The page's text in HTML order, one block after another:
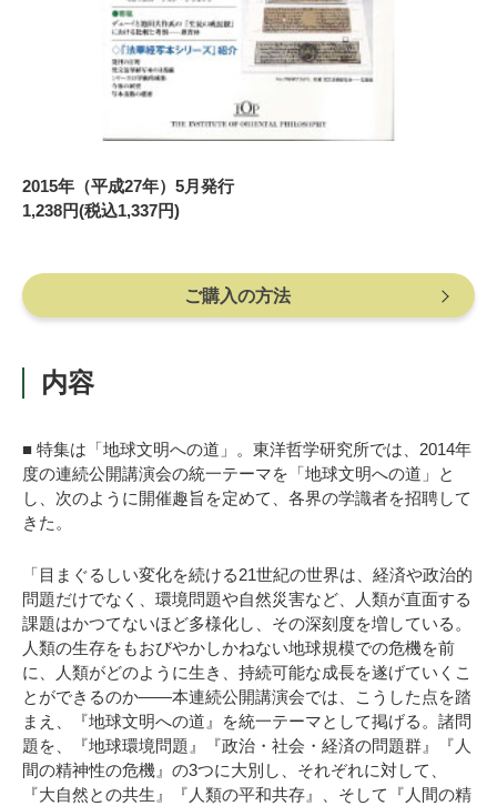
2015年（平成27年）5月発行
1,238円(税込1,337円)
ご購入の方法
内容
■ 特集は「地球文明への道」。東洋哲学研究所では、2014年
度の連続公開講演会の統一テーマを「地球文明への道」と
し、次のように開催趣旨を定めて、各界の学識者を招聘して
きた。
「目まぐるしい変化を続ける21世紀の世界は、経済や政治的
問題だけでなく、環境問題や自然災害など、人類が直面する
課題はかつてないほど多様化し、その深刻度を増している。
人類の生存をもおびやかしかねない地球規模での危機を前
に、人類がどのように生き、持続可能な成長を遂げていくこ
とができるのか――本連続公開講演会では、こうした点を踏
まえ、『地球文明への道』を統一テーマとして掲げる。諸問
題を、『地球環境問題』『政治・社会・経済の問題群』『人
間の精神性の危機』の3つに大別し、それぞれに対して、
『大自然との共生』『人類の平和共存』、そして『人間の精